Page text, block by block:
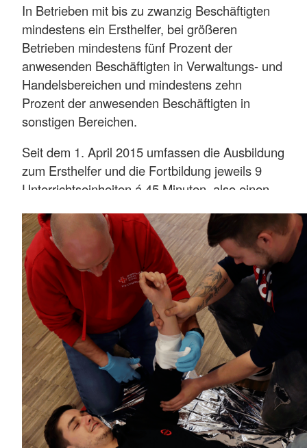
In Betrieben mit bis zu zwanzig Beschäftigten
mindestens ein Ersthelfer, bei größeren
Betrieben mindestens fünf Prozent der
anwesenden Beschäftigten in Verwaltungs- und
Handelsbereichen und mindestens zehn
Prozent der anwesenden Beschäftigten in
sonstigen Bereichen.
Seit dem 1. April 2015 umfassen die Ausbildung
zum Ersthelfer und die Fortbildung jeweils 9
Unterrichtseinheiten á 45 Minuten, also einen
Die Fortbildung ist weiterhin spätestens nach
zwei Jahren zu wiederholen.
Mehr anzeigen